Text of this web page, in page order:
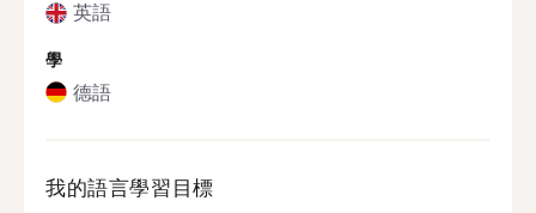
英語
學
德語
我的語言學習目標